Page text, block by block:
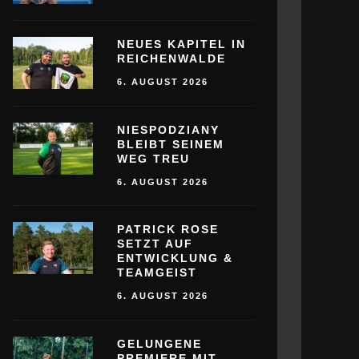
NEUES KAPITEL IN
REICHENWALDE
6. AUGUST 2026
NIESPODZIANY
BLEIBT SEINEM
WEG TREU
6. AUGUST 2026
PATRICK ROSE
SETZT AUF
ENTWICKLUNG &
TEAMGEIST
6. AUGUST 2026
GELUNGENE